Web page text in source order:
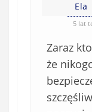
Ela
5 lat
Zaraz
że